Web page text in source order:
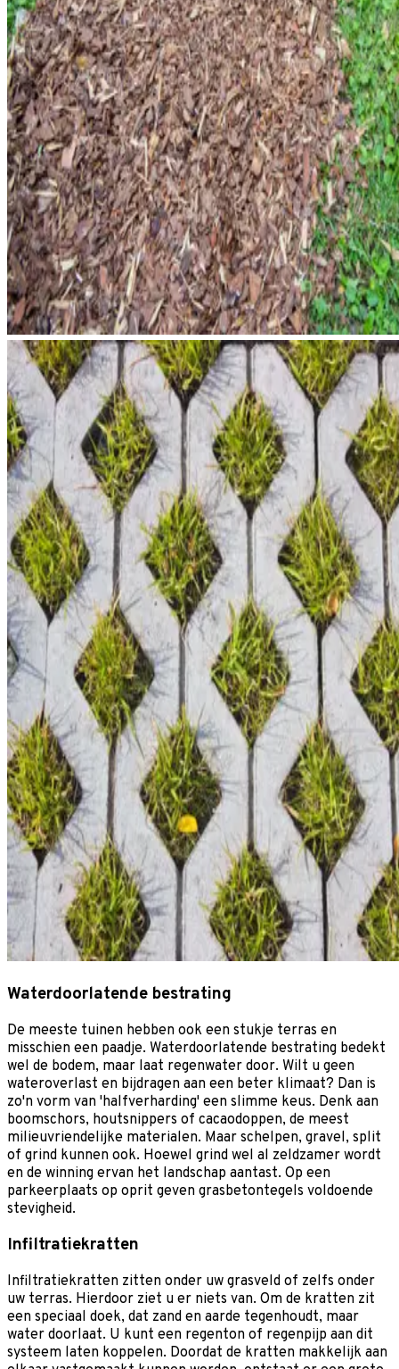
Waterdoorlatende bestrating
De meeste tuinen hebben ook een stukje terras en
misschien een paadje. Waterdoorlatende bestrating bedekt
wel de bodem, maar laat regenwater door. Wilt u geen
wateroverlast en bijdragen aan een beter klimaat? Dan is
zo'n vorm van 'halfverharding' een slimme keus. Denk aan
boomschors, houtsnippers of cacaodoppen, de meest
milieuvriendelijke materialen. Maar schelpen, gravel, split
of grind kunnen ook. Hoewel grind wel al zeldzamer wordt
en de winning ervan het landschap aantast. Op een
parkeerplaats op oprit geven grasbetontegels voldoende
stevigheid.
Infiltratiekratten
Infiltratiekratten zitten onder uw grasveld of zelfs onder
uw terras. Hierdoor ziet u er niets van. Om de kratten zit
een speciaal doek, dat zand en aarde tegenhoudt, maar
water doorlaat. U kunt een regenton of regenpijp aan dit
systeem laten koppelen. Doordat de kratten makkelijk aan